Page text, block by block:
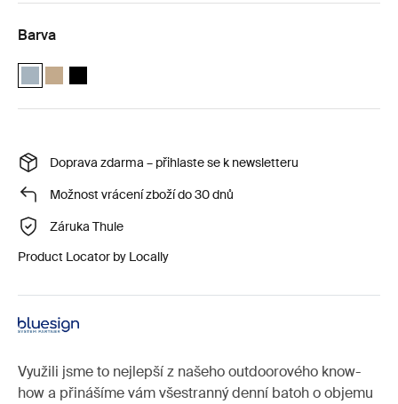
Barva
Thule AllTrail Daypack 18L Rybníkově modrá (selected)
Thule AllTrail Daypack 18L Světlá khaki
Thule AllTrail Daypack 18L Černá
Doprava zdarma – přihlaste se k newsletteru
Možnost vrácení zboží do 30 dnů
Záruka Thule
Product Locator by Locally
Využili jsme to nejlepší z našeho outdoorového know-
how a přinášíme vám všestranný denní batoh o objemu